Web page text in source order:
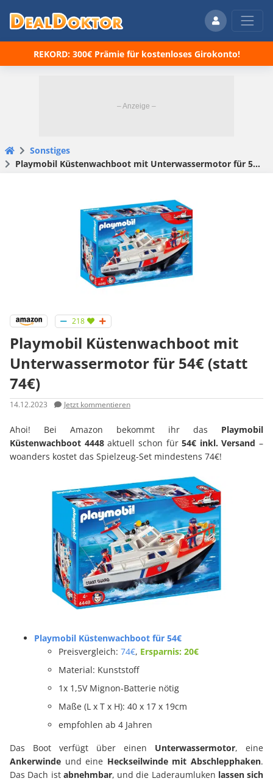
REKORD: 300€ Prämie für kostenloses Girokonto!
Sonstiges
Playmobil Küstenwachboot mit Unterwassermotor für 54€ (statt 74€)
218
Playmobil Küstenwachboot mit
Unterwassermotor für 54€ (statt
74€)
14.12.2023 Jetzt kommentieren
Ahoi! Bei Amazon bekommt ihr das Playmobil
Küstenwachboot 4448aktuell schon für54€ inkl. Versand –
woanders kostet das Spielzeug-Set mindestens 74€!
Playmobil Küstenwachboot für 54€
Preisvergleich: 74€, Ersparnis: 20€
Material: Kunststoff
1x 1,5V Mignon-Batterie nötig
Maße (L x T x H): 40 x 17 x 19cm
empfohlen ab 4 Jahren
Das Boot verfügt über einen Unterwassermotor, eine
Ankerwinde und eine Heckseilwinde mit Abschlepphaken.
Das Dach ist abnehmbar, und die Laderaumluken lassen sich